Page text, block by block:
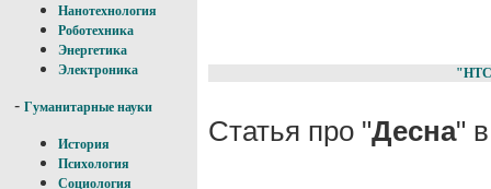
Нанотехнология
Роботехника
Энергетика
Электроника
- Гуманитарные науки
История
Психология
Социология
Статья про "Десна"